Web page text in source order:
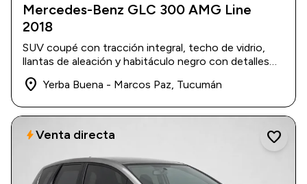
2018|
$ 66.000.000
Mercedes-Benz GLC 300 AMG Line
2018
SUV coupé con tracción integral, techo de vidrio,
llantas de aleación y habitáculo negro con detalles
deportivos.
place Yerba Buena - Marcos Paz, Tucumán
favorite
boltVenta directa